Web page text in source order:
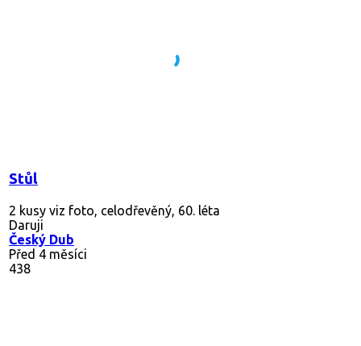
Stůl
2 kusy viz foto, celodřevěný, 60. léta
Daruji
Český Dub
Před 4 měsíci
438